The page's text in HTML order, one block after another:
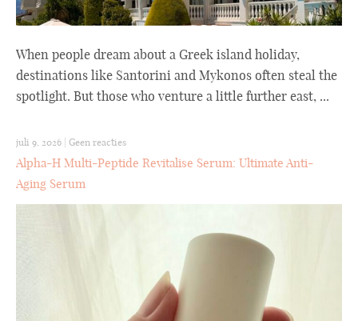
When people dream about a Greek island holiday,
destinations like Santorini and Mykonos often steal the
spotlight. But those who venture a little further east, ...
juli 9, 2026 Geen reacties
Alpha-H Multi-Peptide Revitalise Serum: Ultimate Anti-
Aging Serum